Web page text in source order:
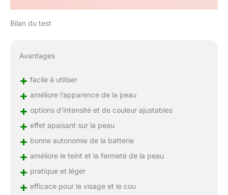
problèmes et à vous
Bilan du test
Avantages
+ facile à utiliser
+ améliore l’apparence de la peau
+ options d’intensité et de couleur ajustables
+ effet apaisant sur la peau
+ bonne autonomie de la batterie
+ améliore le teint et la fermeté de la peau
+ pratique et léger
+ efficace pour le visage et le cou